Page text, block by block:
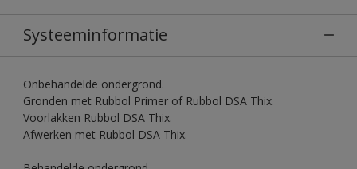
Systeeminformatie
Onbehandelde ondergrond.
Gronden met Rubbol Primer of Rubbol DSA Thix.
Voorlakken Rubbol DSA Thix.
Afwerken met Rubbol DSA Thix.